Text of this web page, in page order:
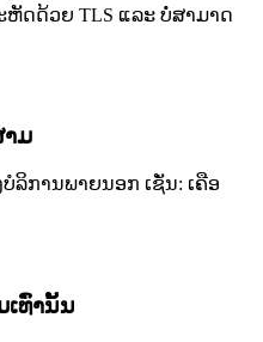
ດດ້ວຍ TLS ແລະ ບໍ່ສາມາດ
ມ
ລິການພາຍນອກ ເຊັ່ນ: ເຄືອ
ເທົ່ານັ້ນ